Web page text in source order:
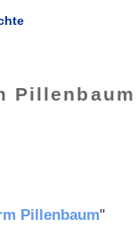
Pillenbaum
Pillenbaum"